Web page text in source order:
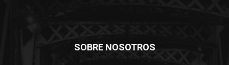
SOBRE NOSOTROS